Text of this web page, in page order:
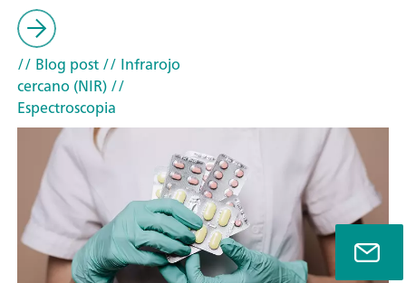
// Blog post// Infrarojo
cercano (NIR)//
Espectroscopia